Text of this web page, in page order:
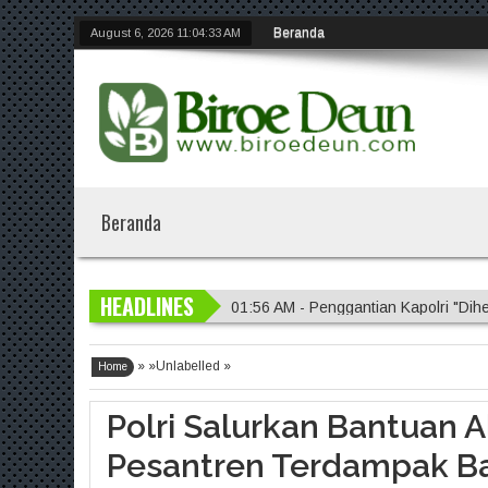
August 6, 2026 11:04:34 AM Beranda
Beranda
HEADLINES
01:56 AM - Penggantian Kapolri
10:09 PM - Operasi Kemanusiaan
04:01 AM - PENGGANTIAN
Home » »Unlabelled »
Polri Salurkan Bantuan
Pesantren Terdampak